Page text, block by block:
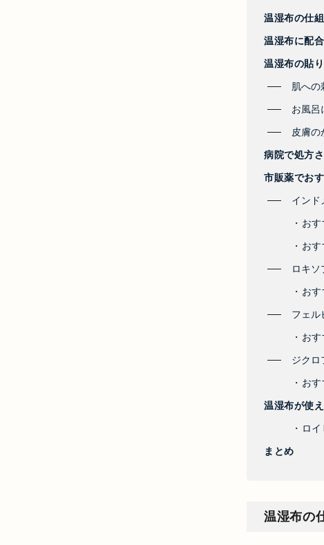
温湿布の仕
温湿布に配
温湿布の貼
肌への
お風呂
皮膚の
病院で処方
市販薬でお
インド
・お
・お
ロキソ
・お
フェル
・お
ジクロ
・お
温湿布が使
・ロ
まとめ
温湿布の